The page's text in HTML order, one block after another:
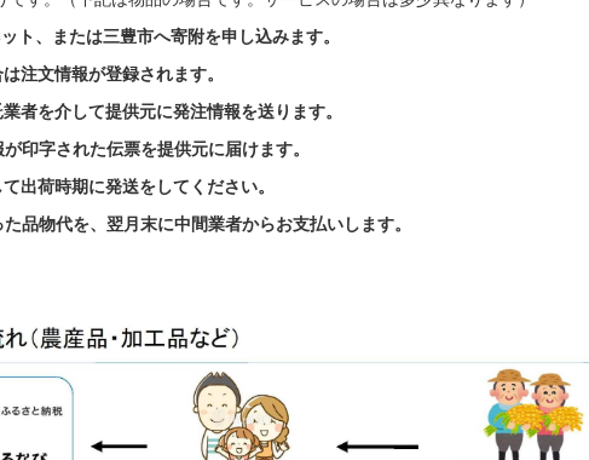
ト、または三豊市へ寄附を申し込みます。
注文情報が登録されます。
者を介して提供元に発注情報を送ります。
印字された伝票を提供元に届けます。
出荷時期に発送をしてください。
品物代を、翌月末に中間業者からお支払いします。